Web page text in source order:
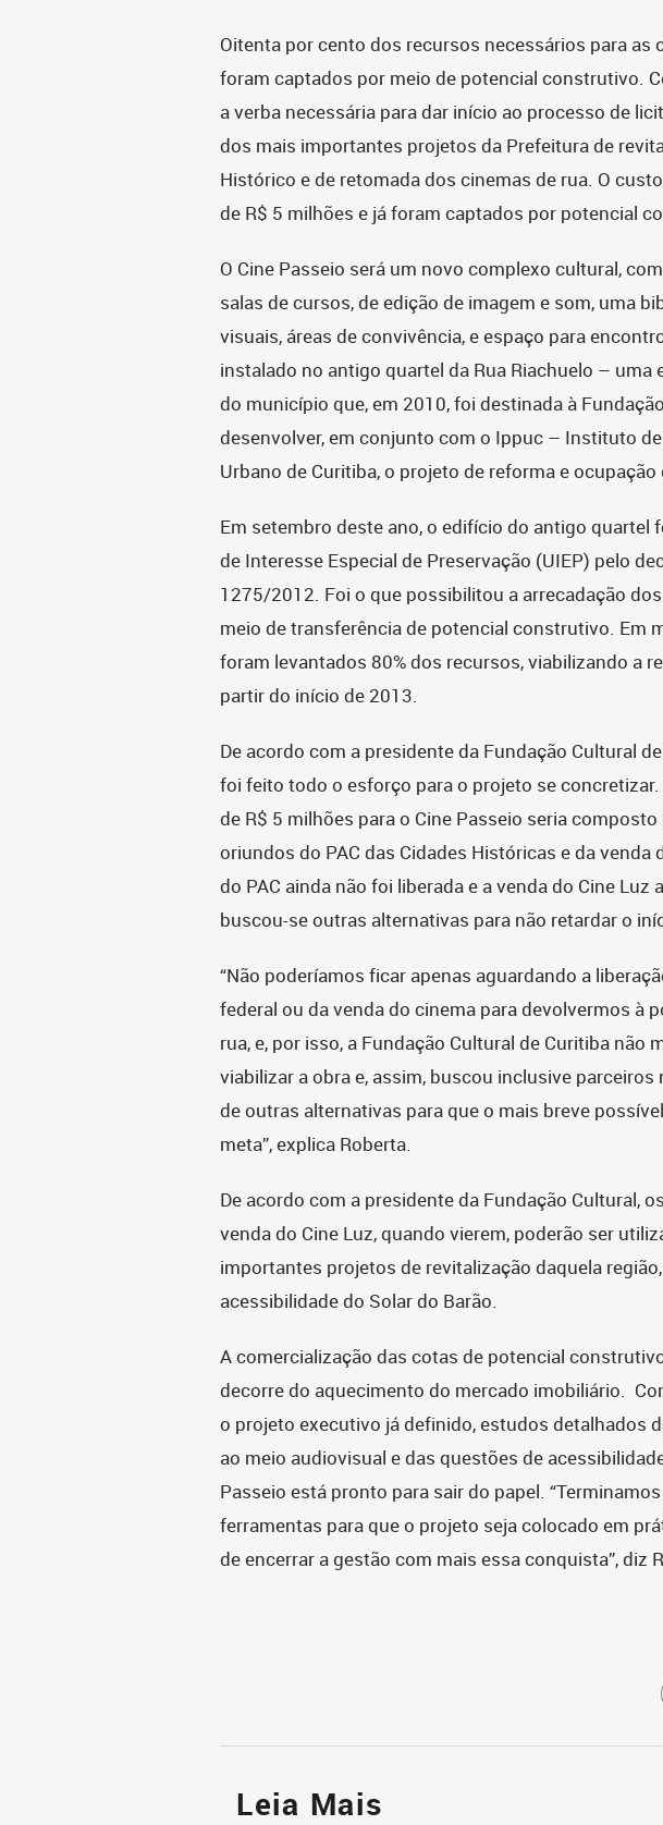
Oitenta por cento dos recursos necessários para as
foram captados por meio de potencial construtivo.
a verba necessária para dar início ao processo de
dos mais importantes projetos da Prefeitura de
Histórico e de retomada dos cinemas de rua. O
de R$ 5 milhões e já foram captados por potencial
O Cine Passeio será um novo complexo cultural,
salas de cursos, de edição de imagem e som, uma
visuais, áreas de convivência, e espaço para
instalado no antigo quartel da Rua Riachuelo – uma
do município que, em 2010, foi destinada à
desenvolver, em conjunto com o Ippuc – Instituto
Urbano de Curitiba, o projeto de reforma e ocupação
Em setembro deste ano, o edifício do antigo quartel
de Interesse Especial de Preservação (UIEP) pelo
1275/2012. Foi o que possibilitou a arrecadação
meio de transferência de potencial construtivo. Em
foram levantados 80% dos recursos, viabilizando a
partir do início de 2013.
De acordo com a presidente da Fundação Cultural
foi feito todo o esforço para o projeto se
de R$ 5 milhões para o Cine Passeio seria
oriundos do PAC das Cidades Históricas e da venda
do PAC ainda não foi liberada e a venda do Cine Luz
buscou-se outras alternativas para não retardar o
“Não poderíamos ficar apenas aguardando a
federal ou da venda do cinema para devolvermos à
rua, e, por isso, a Fundação Cultural de Curitiba não
viabilizar a obra e, assim, buscou inclusive parceiros
de outras alternativas para que o mais breve
meta”, explica Roberta.
De acordo com a presidente da Fundação Cultural,
venda do Cine Luz, quando vierem, poderão ser
importantes projetos de revitalização daquela
acessibilidade do Solar do Barão.
A comercialização das cotas de potencial
decorre do aquecimento do mercado imobiliário.
o projeto executivo já definido, estudos detalhados
ao meio audiovisual e das questões de
Passeio está pronto para sair do papel.
ferramentas para que o projeto seja colocado em
de encerrar a gestão com mais essa conquista”, diz
Leia Mais